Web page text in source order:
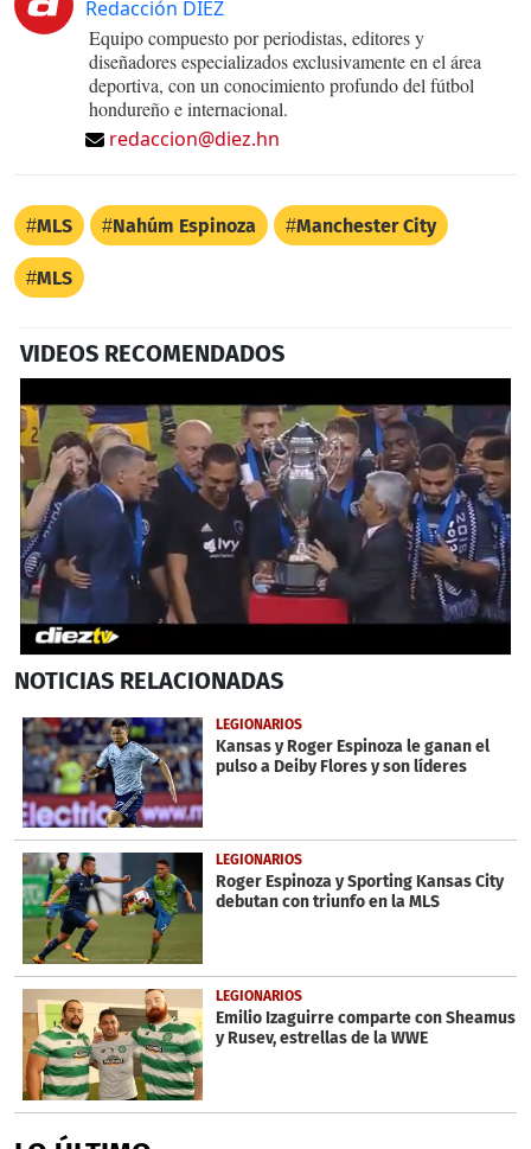
Redacción DIEZ
Equipo compuesto por periodistas, editores y
diseñadores especializados exclusivamente en el área
deportiva, con un conocimiento profundo del fútbol
hondureño e internacional.
redaccion@diez.hn
MLS Nahúm Espinoza Manchester City
MLS
VIDEOS RECOMENDADOS
seconds
51
seconds
NOTICIAS RELACIONADAS
LEGIONARIOS
Kansas y Roger Espinoza le ganan el
pulso a Deiby Flores y son líderes
LEGIONARIOS
Roger Espinoza y Sporting Kansas City
debutan con triunfo en la MLS
LEGIONARIOS
Emilio Izaguirre comparte con Sheamus
y Rusev, estrellas de la WWE